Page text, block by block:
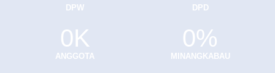
DPW DPD
ANGGOTA
0K
MINANGKABAU
0%